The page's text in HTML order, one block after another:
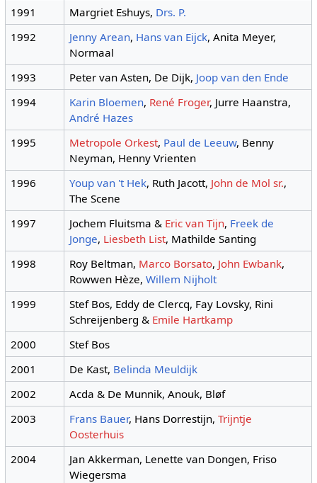
1991
Margriet Eshuys, Drs. P.
1992
Jenny Arean, Hans van Eijck, Anita Meyer,
Normaal
1993
Peter van Asten, De Dijk, Joop van den Ende
1994
Karin Bloemen, René Froger, Jurre Haanstra,
André Hazes
1995
Metropole Orkest, Paul de Leeuw, Benny
Neyman, Henny Vrienten
1996
Youp van 't Hek, Ruth Jacott, John de Mol sr.,
The Scene
1997
Jochem Fluitsma & Eric van Tijn, Freek de
Jonge, Liesbeth List, Mathilde Santing
1998
Roy Beltman, Marco Borsato, John Ewbank,
Rowwen Hèze,Willem Nijholt
1999
Stef Bos, Eddy de Clercq, Fay Lovsky, Rini
Schreijenberg & Emile Hartkamp
2000
Stef Bos
2001
De Kast, Belinda Meuldijk
2002
Acda & De Munnik, Anouk, Bløf
2003
Frans Bauer, Hans Dorrestijn,Trijntje
Oosterhuis
2004
Jan Akkerman, Lenette van Dongen, Friso
Wiegersma